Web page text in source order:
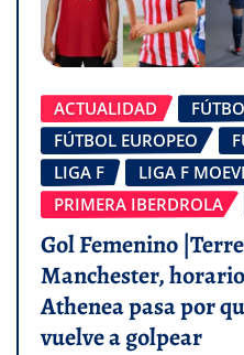
ACTUALIDAD
FÚTBOL EUROPEO
LIGA F
LIGA F
PRIMERA IBERDROLA
Gol Femenino
Manchester,
Athenea pasa por
vuelve a golpear